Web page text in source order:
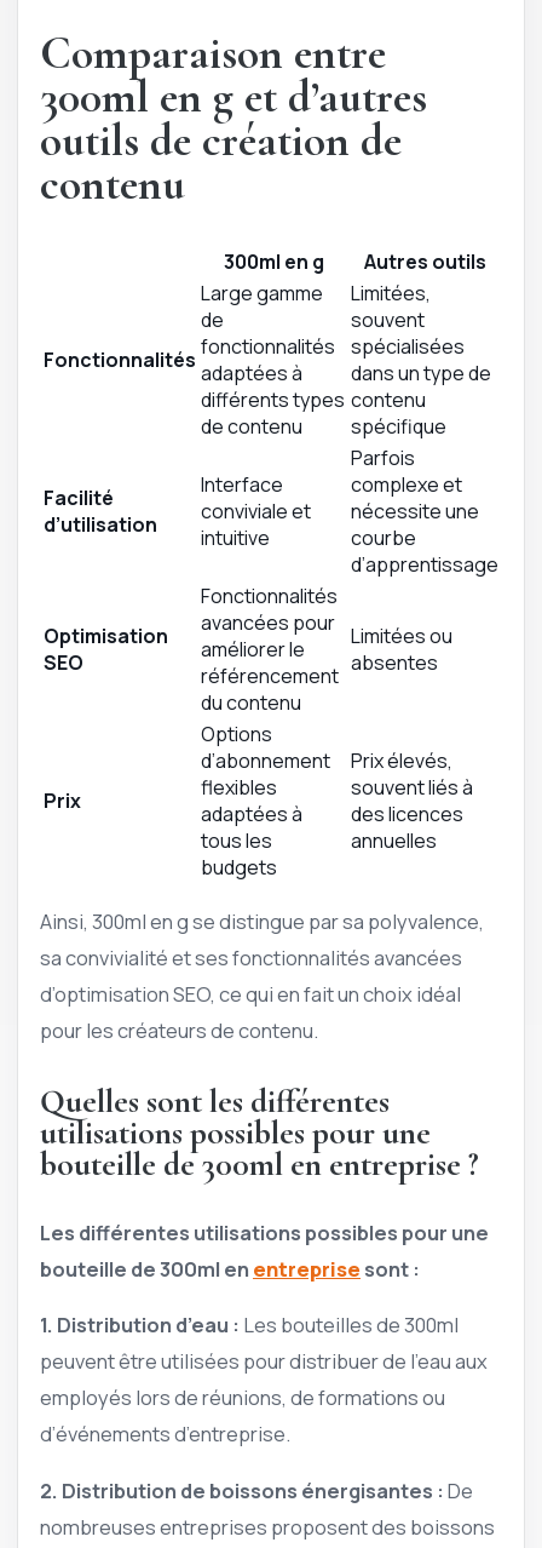
Comparaison entre
300ml en g et d’autres
outils de création de
contenu
300ml en g Autres outils
Fonctionnalités
Large gamme
de
fonctionnalités
adaptées à
différents types
de contenu
Limitées,
souvent
spécialisées
dans un type de
contenu
spécifique
Facilité
d’utilisation
Interface
conviviale et
intuitive
Parfois
complexe et
nécessite une
courbe
d’apprentissage
Optimisation
SEO
Fonctionnalités
avancées pour
améliorer le
référencement
du contenu
Limitées ou
absentes
Prix
Options
d’abonnement
flexibles
adaptées à
tous les
budgets
Prix élevés,
souvent liés à
des licences
annuelles
Ainsi, 300ml en g se distingue par sa polyvalence,
sa convivialité et ses fonctionnalités avancées
d’optimisation SEO, ce qui en fait un choix idéal
pour les créateurs de contenu.
Quelles sont les différentes
utilisations possibles pour une
bouteille de 300ml en entreprise ?
Les différentes utilisations possibles pour une
bouteille de 300ml en entreprise sont :
1. Distribution d’eau : Les bouteilles de 300ml
peuvent être utilisées pour distribuer de l’eau aux
employés lors de réunions, de formations ou
d’événements d’entreprise.
2. Distribution de boissons énergisantes : De
nombreuses entreprises proposent des boissons